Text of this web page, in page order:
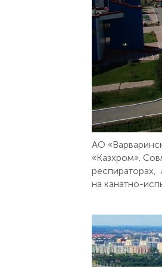
АО
«Казхром».
респираторах,
на канатно-